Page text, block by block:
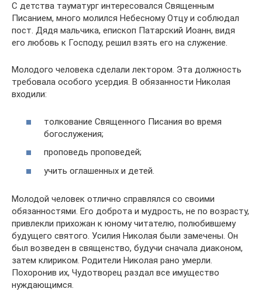
С детства тауматург интересовался Священным
Писанием, много молился Небесному Отцу и соблюдал
пост. Дядя мальчика, епископ Патарский Иоанн, видя
его любовь к Господу, решил взять его на служение.
Молодого человека сделали лектором. Эта должность
требовала особого усердия. В обязанности Николая
входили:
толкование Священного Писания во время
богослужения;
проповедь проповедей;
учить оглашенных и детей.
Молодой человек отлично справлялся со своими
обязанностями. Его доброта и мудрость, не по возрасту,
привлекли прихожан к юному читателю, полюбившему
будущего святого. Усилия Николая были замечены. Он
был возведен в священство, будучи сначала диаконом,
затем клириком. Родители Николая рано умерли.
Похоронив их, Чудотворец раздал все имущество
нуждающимся.